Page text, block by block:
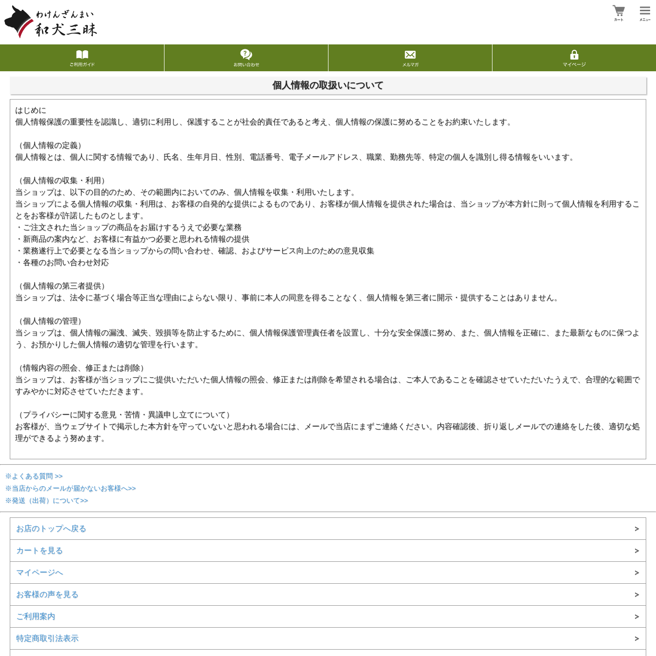
個人情報の取扱いについて
はじめに
個人情報保護の重要性を認識し、適切に利用し、保護することが社会的責任であると考え、個人情報の保護に努めることをお約束いたします。
（個人情報の定義）
個人情報とは、個人に関する情報であり、氏名、生年月日、性別、電話番号、電子メールアドレス、職業、勤務先等、特定の個人を識別し得る情報をいいます。
（個人情報の収集・利用）
当ショップは、以下の目的のため、その範囲内においてのみ、個人情報を収集・利用いたします。
当ショップによる個人情報の収集・利用は、お客様の自発的な提供によるものであり、お客様が個人情報を提供された場合は、当ショップが本方針に則って個人情報を利用するこ
とをお客様が許諾したものとします。
・ご注文された当ショップの商品をお届けするうえで必要な業務
・新商品の案内など、お客様に有益かつ必要と思われる情報の提供
・業務遂行上で必要となる当ショップからの問い合わせ、確認、およびサービス向上のための意見収集
・各種のお問い合わせ対応
（個人情報の第三者提供）
当ショップは、法令に基づく場合等正当な理由によらない限り、事前に本人の同意を得ることなく、個人情報を第三者に開示・提供することはありません。
（個人情報の管理）
当ショップは、個人情報の漏洩、滅失、毀損等を防止するために、個人情報保護管理責任者を設置し、十分な安全保護に努め、また、個人情報を正確に、また最新なものに保つよ
う、お預かりした個人情報の適切な管理を行います。
（情報内容の照会、修正または削除）
当ショップは、お客様が当ショップにご提供いただいた個人情報の照会、修正または削除を希望される場合は、ご本人であることを確認させていただいたうえで、合理的な範囲で
すみやかに対応させていただきます。
（プライバシーに関する意見・苦情・異議申し立てについて）
お客様が、当ウェブサイトで掲示した本方針を守っていないと思われる場合には、メールで当店にまずご連絡ください。内容確認後、折り返しメールでの連絡をした後、適切な処
理ができるよう努めます。
※よくある質問 >>
※当店からのメールが届かないお客様へ>>
※発送（出荷）について>>
お店のトップへ戻る
カートを見る
マイページへ
お客様の声を見る
ご利用案内
特定商取引法表示